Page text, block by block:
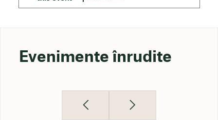
Evenimente înrudite